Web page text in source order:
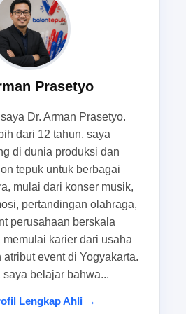
keseragaman visual, dan
Karena itu, banyak
yang rapi sejak awal
perbaikan di detik
tim sukses yang
caleg dan
berhadapan dengan
saat masa
distribusi atribut lapangan
seperti ini, balon tepuk
satu item yang paling praktis
tanpa menyulitkan logistik.
Prasetyo
Dr. Arman Prasetyo.
dari 12 tahun, saya
di dunia produksi dan
tepuk untuk berbagai
mulai dari konser musik,
pertandingan olahraga,
perusahaan berskala
karier dari usaha
atribut event di Yogyakarta.
saya belajar bahwa...
Lengkap Ahli →